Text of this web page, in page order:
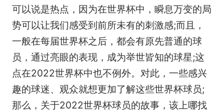
可以说是热点，因为在世界杯中，瞬息万变的局
势可以让我们感受到前所未有的刺激感;而且，
一般在每届世界杯之后，都会有原先普通的球
员，通过亮眼的表现，成为举世皆知的球星;这
点在2022世界杯中也不例外。对此，一些感兴
趣的球迷、观众就想更加了解这些世界杯球员;
那么，关于2022世界杯球员的故事，该上哪找